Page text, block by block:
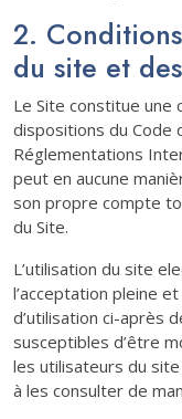
2.
du site et
Le Site constitue
dispositions du Code
Réglementations
peut en aucune
son propre compte
du Site.
L’utilisation du site
l’acceptation pleine
d’utilisation ci-après
susceptibles d’être
les utilisateurs du
à les consulter de